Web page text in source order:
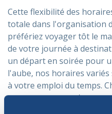
Cette flexibilité des
totale dans l'organisation
préfériez voyager tôt le
de votre journée à
un départ en soirée pour
l'aube, nos horaires
à votre emploi du temps.
comprenons que chaque
préférences uniques.